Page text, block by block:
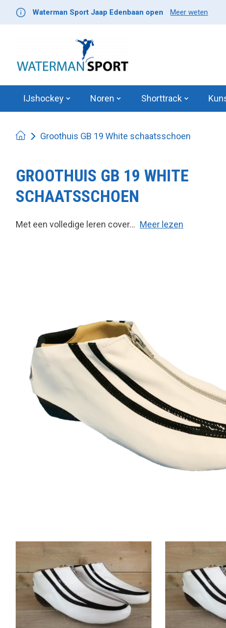
Waterman Sport Jaap Edenbaan open Meer weten
IJshockey Noren Shorttrack
Groothuis GB 19 White schaatsschoen
GROOTHUIS GB 19 WHITE
SCHAATSSCHOEN
Met een volledige leren cover... Meer lezen